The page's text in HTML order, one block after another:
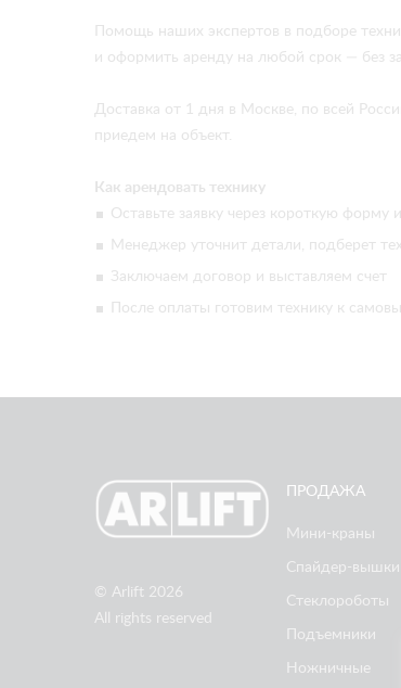
Помощь наших экспертов в подборе
и оформить аренду на любой срок — без
Доставка от 1 дня в Москве, по всей
приедем на объект.
Как арендовать технику
Оставьте заявку через короткую
Менеджер уточнит детали, подберет
Заключаем договор и выставляем счет
После оплаты готовим технику к
© Arlift 2026
All rights reserved
ПРОДАЖА
Мини-краны
Спайдер-вышки
Стеклороботы
Подъемники
Ножничные